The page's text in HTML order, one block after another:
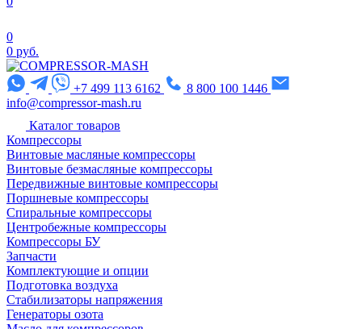
0
0 руб.
+7 499 113 6162
8 800 100 1446
info@compressor-mash.ru
Каталог товаров
Компрессоры
Винтовые масляные компрессоры
Винтовые безмасляные компрессоры
Передвижные винтовые компрессоры
Поршневые компрессоры
Спиральные компрессоры
Центробежные компрессоры
Компрессоры БУ
Запчасти
Комплектующие и опции
Подготовка воздуха
Стабилизаторы напряжения
Генераторы озота